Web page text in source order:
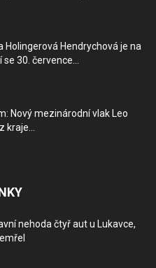
Holingerová Hendrychová je na
30. července...
Nový mezinárodní vlak Leo
kraje...
nehoda čtyř aut u Lukavce,